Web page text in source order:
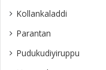
Kollankaladdi
Parantan
Pudukudiyiruppu